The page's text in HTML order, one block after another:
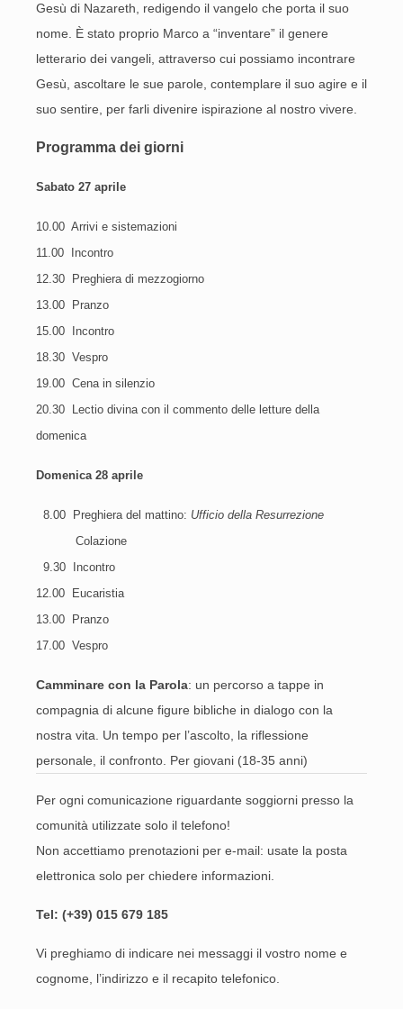
Gesù di Nazareth, redigendo il vangelo che porta il suo
nome. È stato proprio Marco a “inventare” il genere
letterario dei vangeli, attraverso cui possiamo incontrare
Gesù, ascoltare le sue parole, contemplare il suo agire e il
suo sentire, per farli divenire ispirazione al nostro vivere.
Programma dei giorni
Sabato 27 aprile
10.00 Arrivi e sistemazioni
11.00 Incontro
12.30 Preghiera di mezzogiorno
13.00 Pranzo
15.00 Incontro
18.30 Vespro
19.00 Cena in silenzio
20.30 Lectio divina con il commento delle letture della
domenica
Domenica 28 aprile
8.00 Preghiera del mattino: Ufficio della Resurrezione
Colazione
9.30
Incontro
12.00 Eucaristia
13.00 Pranzo
17.00 Vespro
Camminare con la Parola: un percorso a tappe in
compagnia di alcune figure bibliche in dialogo con la
nostra vita. Un tempo per l’ascolto, la riflessione
personale, il confronto. Per giovani (18-35 anni)
Per ogni comunicazione riguardante soggiorni presso la
comunità utilizzate solo il telefono!
Non accettiamo prenotazioni per e-mail: usate la posta
elettronica solo per chiedere informazioni.
Tel: (+39) 015 679 185
Vi preghiamo di indicare nei messaggi il vostro nome e
cognome, l’indirizzo e il recapito telefonico.